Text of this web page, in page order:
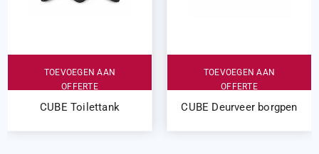
TOEVOEGEN AAN
OFFERTE
CUBE Toilettank
TOEVOEGEN AAN
OFFERTE
CUBE Deurveer borgpen